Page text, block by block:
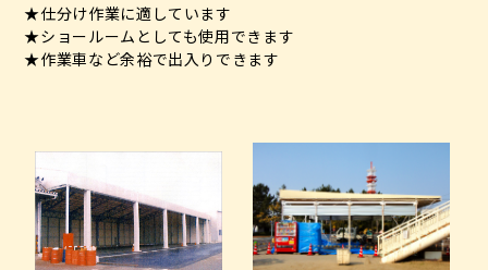
★仕分け作業に適しています
★ショールームとしても使用できます
★作業車など余裕で出入りできます